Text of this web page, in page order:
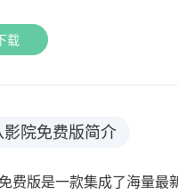
载
影院免费版简介
费版是一款集成了海量